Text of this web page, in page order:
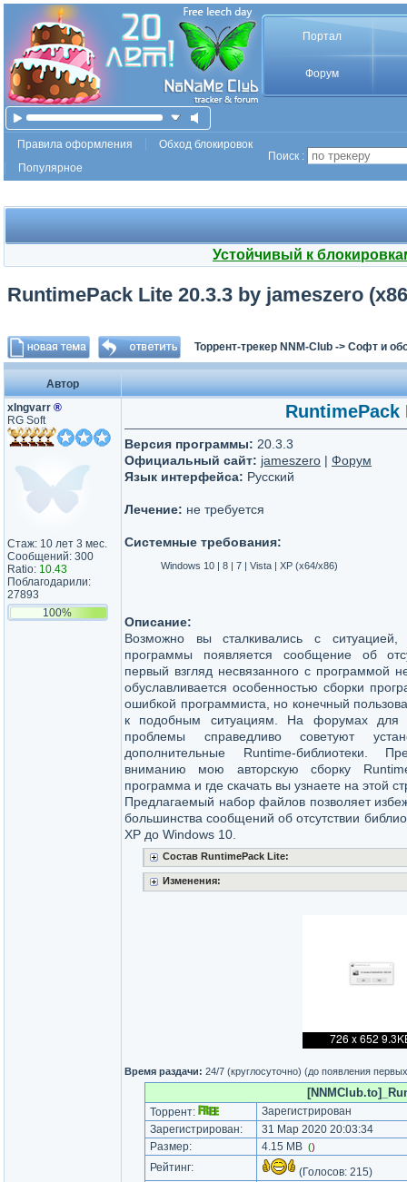
Портал
Форум
Правила оформления
Обход блокировок
Популярное
Поиск :
Устойчивый к
RuntimePack Lite 20.3.3 by jameszero
Торрент-трекер NNM-Club -> Софт и
Автор
xIngvarr ®
RG Soft
Стаж: 10 лет 3 мес.
Сообщений: 300
Ratio: 10.43
Поблагодарили:
27893
100%
RuntimePack
Версия программы: 20.3.3
Официальный сайт: jameszero | Форум
Язык интерфейса: Русский
Лечение: не требуется
Системные требования:
Windows 10 | 8 | 7 | Vista | XP (x64/x86)
Описание:
Возможно вы сталкивались с ситуацией,
программы появляется сообщение об
первый взгляд несвязанного с программой
обуславливается особенностью сборки
ошибкой программиста, но конечный
к подобным ситуациям. На форумах для
проблемы справедливо советуют
дополнительные Runtime-библиотеки.
вниманию мою авторскую сборку
программа и где скачать вы узнаете на этой
Предлагаемый набор файлов позволяет
большинства сообщений об отсутствии
XP до Windows 10.
Состав RuntimePack Lite:
Изменения:
Время раздачи: 24/7 (круглосуточно) (до появления
Торрент:
Зарегистрирован
Зарегистрирован:
31 Мар 2020 20:03:34
Размер:
4.15 MB ()
Рейтинг: (Голосов: 215)